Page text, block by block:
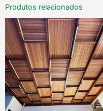
Produtos relacionados